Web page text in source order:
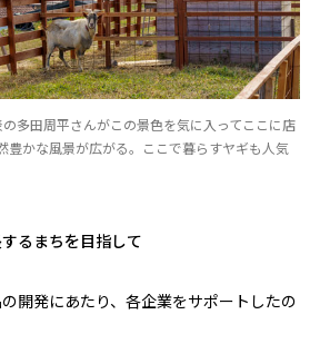
の多田周平さんがこの景色を気に入ってここに店
豊かな風景が広がる。ここで暮らすヤギも人気
るまちを目指して
開発にあたり、各企業をサポートしたの